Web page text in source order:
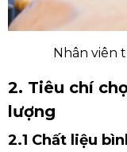
Nhân viên
2. Tiêu chí
lượng
2.1 Chất liệu